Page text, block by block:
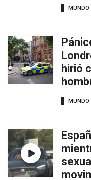
MUNDO
hirió
MUNDO